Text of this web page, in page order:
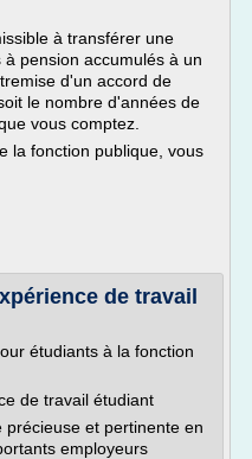
à transférer une
pension accumulés à un
d'un accord de
le nombre d'années de
vous comptez.
la fonction publique, vous
de travail
étudiants à la fonction
de travail étudiant
et pertinente en
employeurs